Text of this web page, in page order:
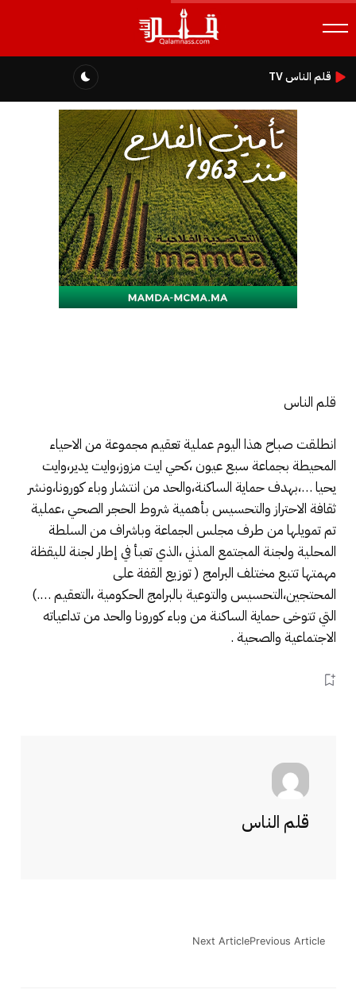
قلم الناس TV
قلم الناس
انطلقت صباح هذا اليوم عملية تعقيم مجموعة من الاحياء
المحيطة بجماعة سبع عيون ،كحي ايت مزوز،وايت يدير،وايت
يحيا …،بهدف حماية الساكنة،والحد من انتشار وباء كورونا،ونشر
ثقافة الاحتراز والتحسيس بأهمية شروط الحجر الصحي ،عملية
تم تمويلها من طرف مجلس الجماعة وباشراف من السلطة
المحلية ولجنة المجتمع المذني ،الذي تعبأ في إطار لجنة لليقظة
مهمتها تتبع مختلف البرامج ( توزيع القفة على
المحتجين،التحسيس والتوعية بالبرامج الحكومية ،التعقيم ….)
التي تتوخى حماية الساكنة من وباء كورونا والحد من تداعياته
الاجتماعية والصحية .
قلم الناس
Previous Article
Next Article